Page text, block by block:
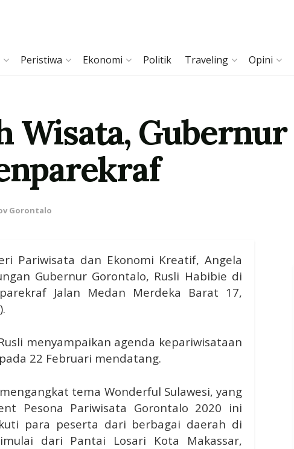
Peristiwa Ekonomi Politik Traveling Opini
Wisata,
Gorontalo
Pariwisata dan Ekonomi Kreatif, Angela
Gubernur Gorontalo, Rusli Habibie di
Jalan Medan Merdeka Barat 17,
menyampaikan agenda kepariwisataan
22 Februari mendatang.
tema Wonderful Sulawesi, yang
Pesona Pariwisata Gorontalo 2020 ini
para peserta dari berbagai daerah di
dari Pantai Losari Kota Makassar,